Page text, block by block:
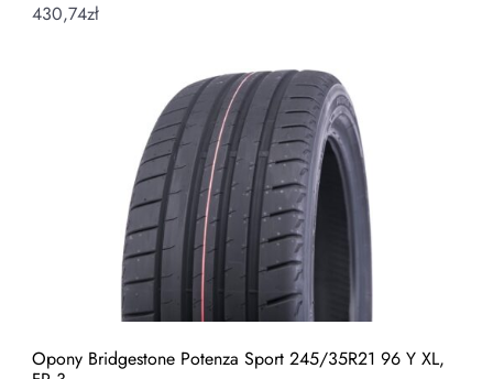
430,74zł
Opony Bridgestone Potenza Sport 245/35R21 96 Y XL,